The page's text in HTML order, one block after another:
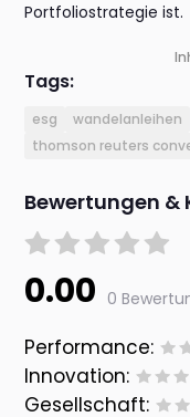
Portfoliostrategie ist.
Tags:
esg
wandelanleihen
thomson reuters
Bewertungen
0.00 0
Performance:
Innovation:
Gesellschaft: